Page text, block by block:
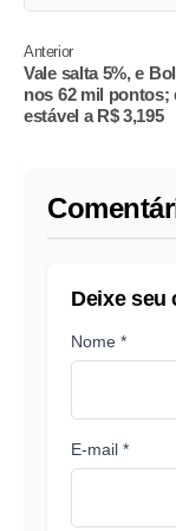
Anterior
Vale salta 5%, e
nos 62 mil pontos;
estável a R$ 3,195
Deixe seu
Nome *
E-mail *